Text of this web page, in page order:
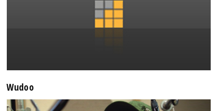
Wudoo